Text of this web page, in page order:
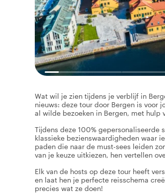
Wat wil je zien tijdens je verblijf in
nieuws: deze tour door Bergen is voor
al wilde bezoeken in Bergen, met hulp
Tijdens deze 100% gepersonaliseerde
klassieke bezienswaardigheden waar
paden die naar de must-sees leiden
van je keuze uitkiezen, hen vertellen
Elk van de hosts op deze tour heeft
en laat hen je perfecte reisschema
precies wat ze doen!